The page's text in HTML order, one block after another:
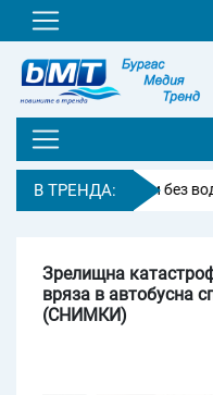
В ТРЕНДА:
Авария остави без вода
Зрелищна
вряза в автобусна
(СНИМКИ)